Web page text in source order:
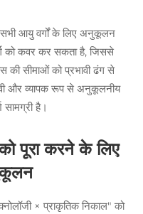
आयु वर्गों के लिए अनुकूलन
को कवर कर सकता है, जिससे
की सीमाओं को प्रभावी ढंग से
और व्यापक रूप से अनुकूलनीय
है।
पूरा करने के लिए
× प्राकृतिक निकाल" को